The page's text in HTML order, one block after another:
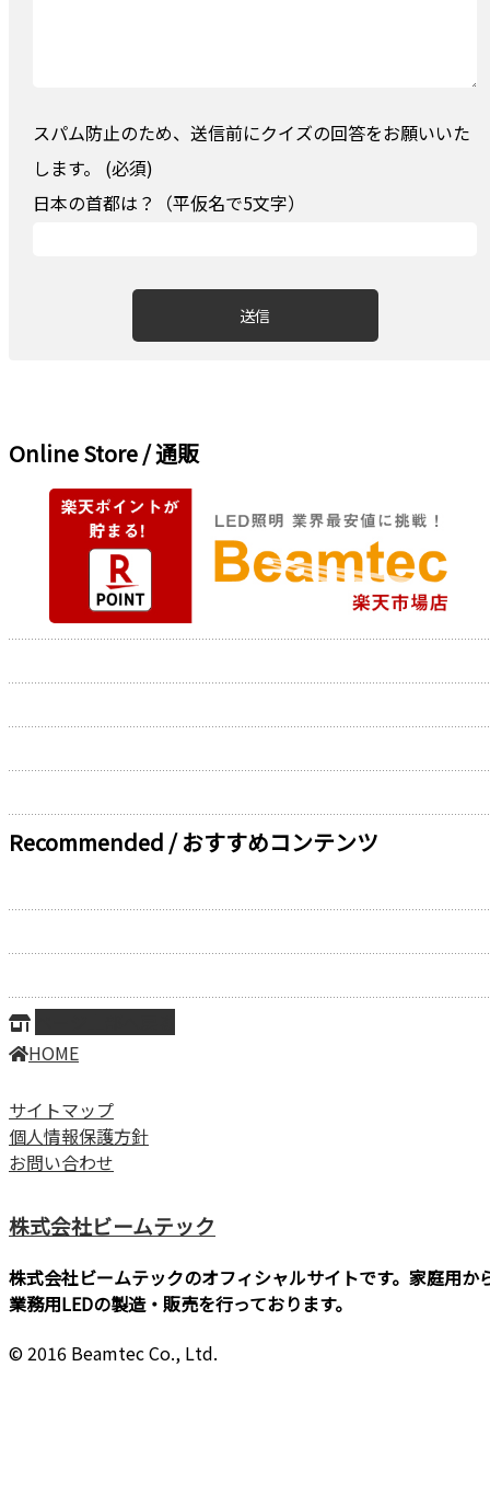
スパム防止のため、送信前にクイズの回答をお願いいた
します。 (必須)
日本の首都は？（平仮名で5文字）
Online Store / 通販
Recommended / おすすめコンテンツ
HOME
サイトマップ
個人情報保護方針
お問い合わせ
株式会社ビームテック
株式会社ビームテックのオフィシャルサイトです。家庭用か
業務用LEDの製造・販売を行っております。
© 2016 Beamtec Co., Ltd.